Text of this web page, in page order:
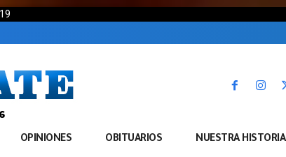
OPINIONES OBITUARIOS NUESTRA HISTORIA